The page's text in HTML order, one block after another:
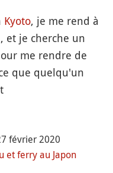
Kyoto, je me rend à
, et je cherche un
me rendre de
que quelqu'un
février 2020
et ferry au Japon